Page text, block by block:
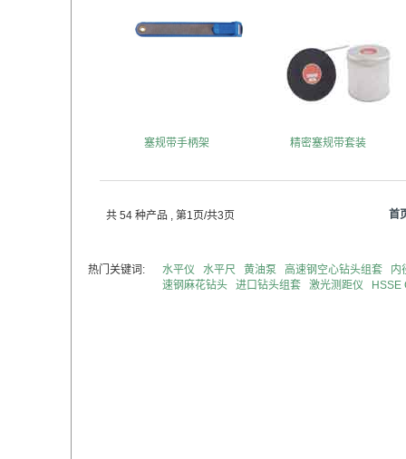
塞规带手柄架 精密塞规带套装
共 54 种产品 , 第1页/共3页 首
热门关键词: 水平仪 水平尺 黄油泵 高速钢空心钻头组套
内
速钢麻花钻头
进口钻头组套 激光测距仪 HSSE